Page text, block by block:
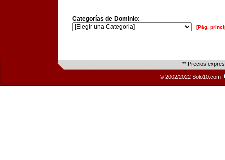
Categorías de Dominio:
[Pág.
** Precios
© 2002/2022 Solo10.com